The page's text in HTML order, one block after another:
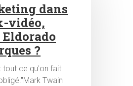
dans
vidéo,
?
tout ce qu'on fait
Twain